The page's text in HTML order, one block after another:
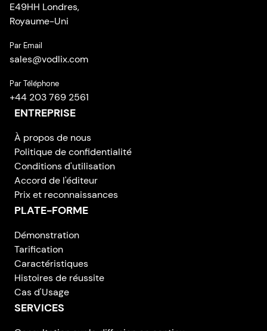
E49HH Londres,
Royaume-Uni
Par Email
sales@vodlix.com
Par Téléphone
+44 203 769 2561
ENTREPRISE
À propos de nous
Politique de confidentialité
Conditions d'utilisation
Accord de l'éditeur
Prix et reconnaissances
PLATE-FORME
Démonstration
Tarification
Caractéristiques
Histoires de réussite
Cas d'Usage
SERVICES